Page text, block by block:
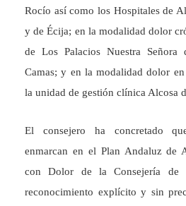
Rocío así como los Hospitales de
y de Écija; en la modalidad dolor
de Los Palacios Nuestra
Camas; y en la modalidad dolor en
la unidad de gestión clínica Alcosa
El consejero ha concretado
enmarcan en el Plan Andaluz de
con Dolor de la Consejería de
reconocimiento explícito y sin